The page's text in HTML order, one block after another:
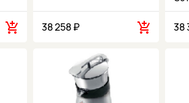
38 258 ₽ 38